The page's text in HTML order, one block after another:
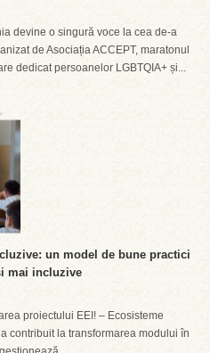
devine o singură voce la cea de-a
de Asociația ACCEPT, maratonul
dedicat persoanelor LGBTQIA+ și...
un model de bune practici
mai incluzive
proiectului EEI! – Ecosisteme
contribuit la transformarea modului în